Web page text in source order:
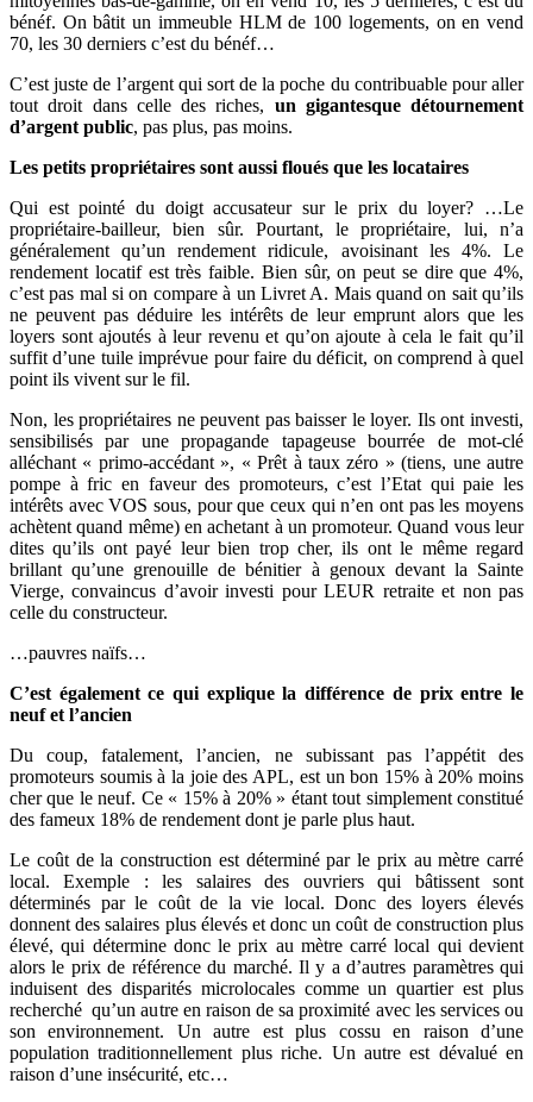
bénéf. On bâtit un immeuble HLM de 100 logements, on en vend
70, les 30 derniers c’est du bénéf…
C’est juste de l’argent qui sort de la poche du contribuable pour aller
tout droit dans celle des riches, un gigantesque détournement
d’argent public, pas plus, pas moins.
Les petits propriétaires sont aussi floués que les locataires
Qui est pointé du doigt accusateur sur le prix du loyer? …Le
propriétaire-bailleur, bien sûr. Pourtant, le propriétaire, lui, n’a
généralement qu’un rendement ridicule, avoisinant les 4%. Le
rendement locatif est très faible. Bien sûr, on peut se dire que 4%,
c’est pas mal si on compare à un Livret A. Mais quand on sait qu’ils
ne peuvent pas déduire les intérêts de leur emprunt alors que les
loyers sont ajoutés à leur revenu et qu’on ajoute à cela le fait qu’il
suffit d’une tuile imprévue pour faire du déficit, on comprend à quel
point ils vivent sur le fil.
Non, les propriétaires ne peuvent pas baisser le loyer. Ils ont investi,
sensibilisés par une propagande tapageuse bourrée de mot-clé
alléchant « primo-accédant », « Prêt à taux zéro » (tiens, une autre
pompe à fric en faveur des promoteurs, c’est l’Etat qui paie les
intérêts avec VOS sous, pour que ceux qui n’en ont pas les moyens
achètent quand même) en achetant à un promoteur. Quand vous leur
dites qu’ils ont payé leur bien trop cher, ils ont le même regard
brillant qu’une grenouille de bénitier à genoux devant la Sainte
Vierge, convaincus d’avoir investi pour LEUR retraite et non pas
celle du constructeur.
…pauvres naïfs…
C’est également ce qui explique la différence de prix entre le
neuf et l’ancien
Du coup, fatalement, l’ancien, ne subissant pas l’appétit des
promoteurs soumis à la joie des APL, est un bon 15% à 20% moins
cher que le neuf. Ce « 15% à 20% » étant tout simplement constitué
des fameux 18% de rendement dont je parle plus haut.
Le coût de la construction est déterminé par le prix au mètre carré
local. Exemple : les salaires des ouvriers qui bâtissent sont
déterminés par le coût de la vie local. Donc des loyers élevés
donnent des salaires plus élevés et donc un coût de construction plus
élevé, qui détermine donc le prix au mètre carré local qui devient
alors le prix de référence du marché. Il y a d’autres paramètres qui
induisent des disparités microlocales comme un quartier est plus
recherché qu’un autre en raison de sa proximité avec les services ou
son environnement. Un autre est plus cossu en raison d’une
population traditionnellement plus riche. Un autre est dévalué en
raison d’une insécurité, etc…